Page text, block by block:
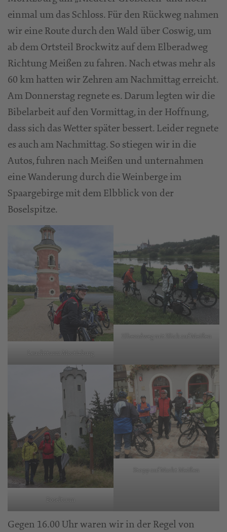
einmal um das Schloss. Für den Rückweg nahmen
wir eine Route durch den Wald über Coswig, um
ab dem Ortsteil Brockwitz auf dem Elberadweg
Richtung Meißen zu fahren. Nach etwas mehr als
60 km hatten wir Zehren am Nachmittag erreicht.
Am Donnerstag regnete es. Darum legten wir die
Bibelarbeit auf den Vormittag, in der Hoffnung,
dass sich das Wetter später bessert. Leider regnete
es auch am Nachmittag. So stiegen wir in die
Autos, fuhren nach Meißen und unternahmen
eine Wanderung durch die Weinberge im
Spaargebirge mit dem Elbblick von der
Boselspitze.
Leuchtturm Mortizburg
Elberadweg mit Blick auf Meißen
Boselturm
Stopp auf Markt Meißen
Gegen 16.00 Uhr waren wir in der Regel von